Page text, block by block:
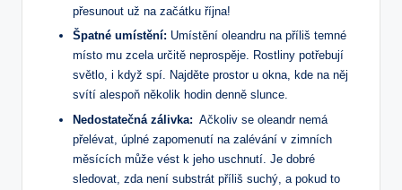
přesunout už na⁣ začátku října!
Špatné ⁣umístění: Umístění oleandru na⁣ příliš temné⁣
místo mu zcela určitě neprospěje. Rostliny potřebují
světlo, i když spí. Najděte‌ prostor u ‍okna,‌ kde na něj
‍svítí alespoň několik ​hodin denně slunce.
Nedostatečná zálivka: ⁣ Ačkoliv ‍se oleandr nemá
přelévat,⁤ úplné zapomenutí‌ na zalévání v ⁣zimních
měsících ⁢může⁣ vést k jeho uschnutí.⁤ Je dobré
sledovat, zda není substrát příliš suchý, a pokud to